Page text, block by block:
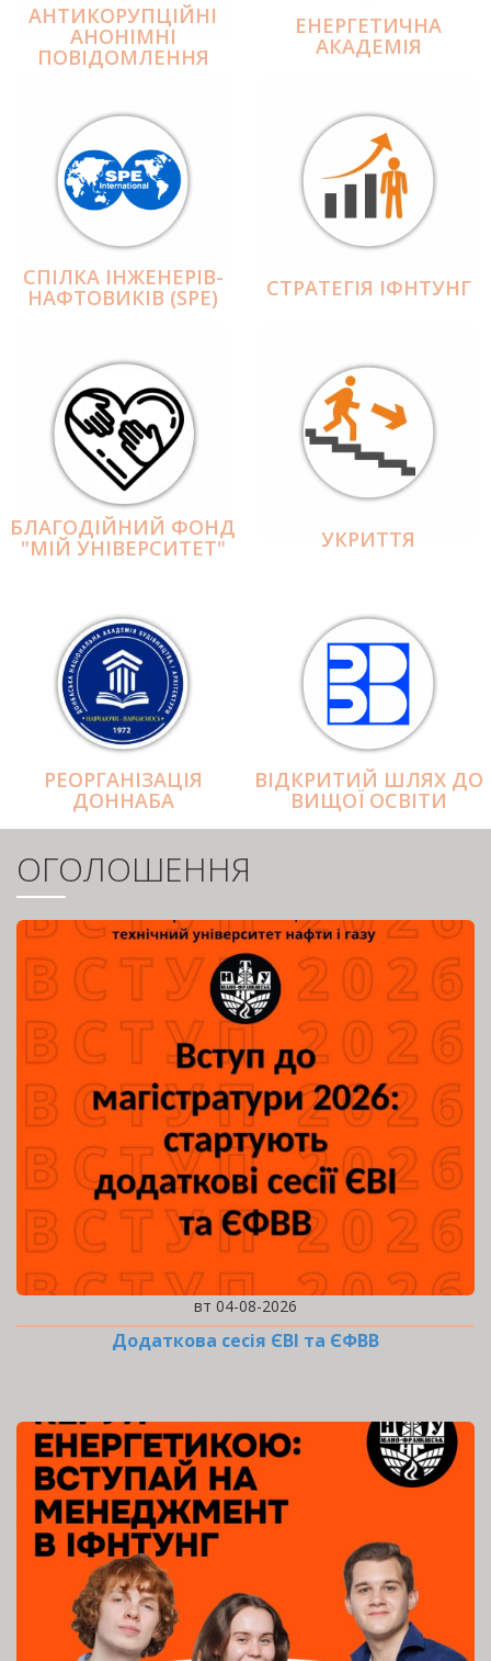
АНТИКОРУПЦІЙНІ
АНОНІМНІ
ПОВІДОМЛЕННЯ
ЕНЕРГЕТИЧНА
АКАДЕМІЯ
СПІЛКА ІНЖЕНЕРІВ-
НАФТОВИКІВ (SPE) СТРАТЕГІЯ ІФНТУНГ
БЛАГОДІЙНИЙ ФОНД
"МІЙ УНІВЕРСИТЕТ" УКРИТТЯ
РЕОРГАНІЗАЦІЯ
ДОННАБА
ВІДКРИТИЙ ШЛЯХ ДО
ВИЩОЇ ОСВІТИ
ОГОЛОШЕННЯ
вт 04-08-2026
Додаткова сесія ЄВІ та ЄФВВ